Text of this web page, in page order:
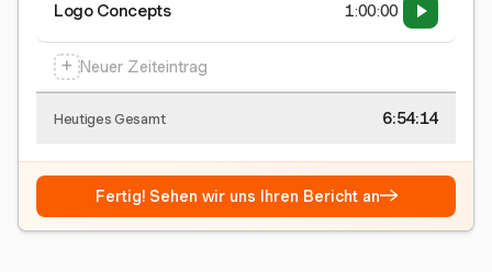
Logo Concepts 1:00:00
+ Neuer Zeiteintrag
Heutiges Gesamt 6:54:15
Fertig! Sehen wir uns Ihren Bericht an→